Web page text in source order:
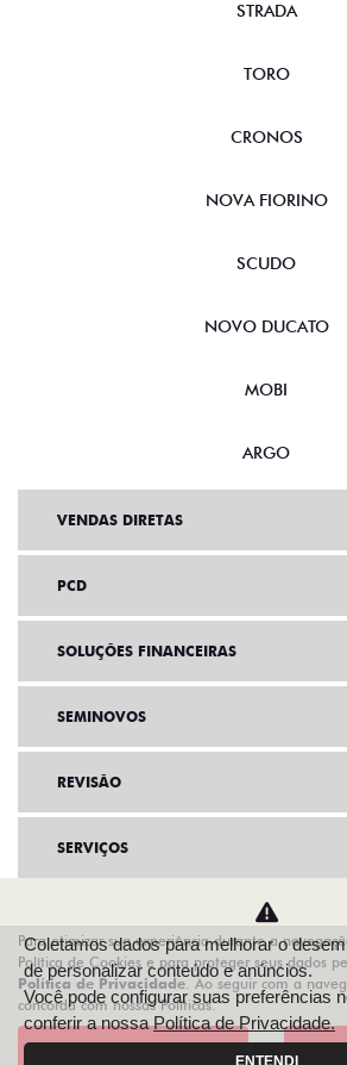
STRADA
TORO
CRONOS
NOVA FIORINO
SCUDO
NOVO DUCATO
MOBI
ARGO
VENDAS DIRETAS
PCD
SOLUÇÕES FINANCEIRAS
SEMINOVOS
REVISÃO
SERVIÇOS
AGENDE UM TEST DRIVE
Para otimizar sua experiência durante a
Política de Cookies e para proteger seus dados
Política de Privacidade. Ao seguir com a
concorda com nossas Políticas.
Coletamos dados para melhorar o
de personalizar conteúdo e anúncios.
Você pode configurar suas preferências
conferir a nossaPolítica de Privacidade.
ENTENDI